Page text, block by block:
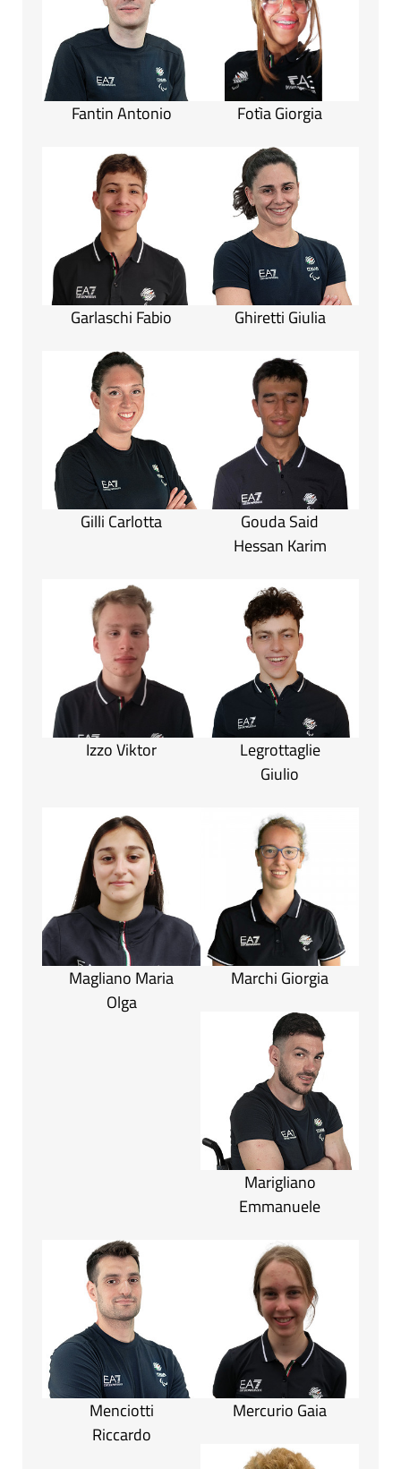
Fantin Antonio Fotìa Giorgia
Garlaschi Fabio Ghiretti Giulia
Gilli Carlotta
Gouda Said
Hessan Karim
Izzo Viktor
Legrottaglie
Giulio
Magliano Maria
Olga
Marchi Giorgia
Marigliano
Emmanuele
Menciotti
Riccardo
Mercurio Gaia